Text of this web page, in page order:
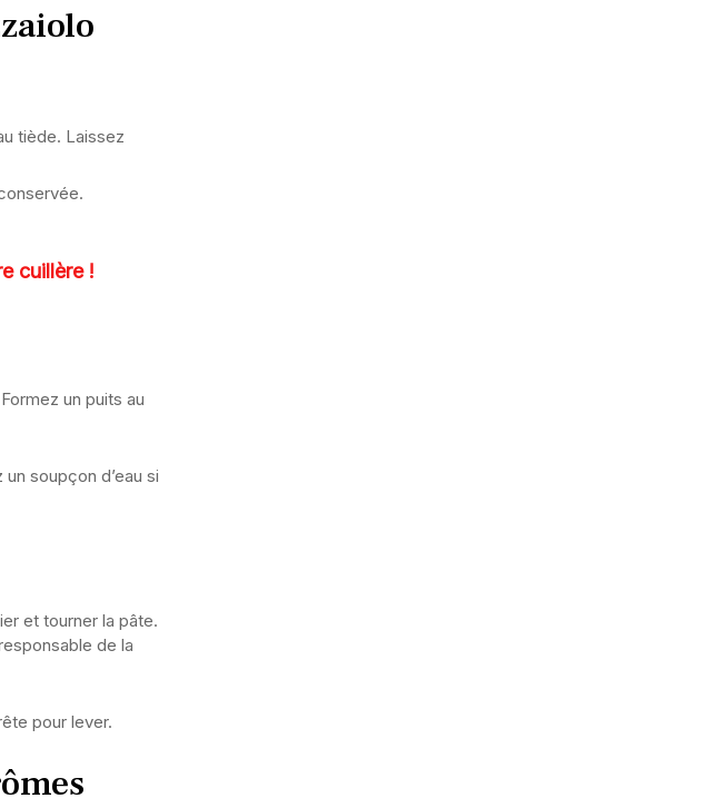
tiède. Laissez
cuillère !
un puits au
un soupçon d’eau si
et tourner la pâte.
de la
pour lever.